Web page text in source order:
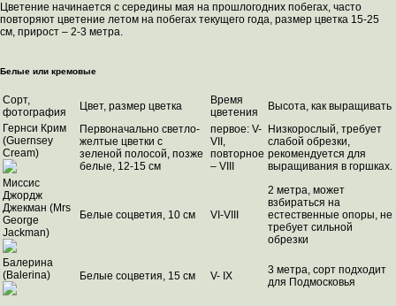
Цветение начинается с середины мая на прошлогодних побегах, часто
повторяют цветение летом на побегах текущего года, размер цветка 15-25
см, прирост – 2-3 метра.
Белые или кремовые
Сорт,
фотография
Цвет, размер цветка
Время
цветения
Высота, как выращивать
Гернси Крим
(Guernsey
Cream)
Первоначально светло-
желтые цветки с
зеленой полосой, позже
белые, 12-15 см
первое: V-
VII,
повторное
– VIII
Низкорослый, требует
слабой обрезки,
рекомендуется для
выращивания в горшках.
Миссис
Джордж
Джекман (Mrs
George
Jackman)
Белые соцветия, 10 см VI-VIII
2 метра, может
взбираться на
естественные опоры, не
требует сильной
обрезки
Балерина
(Balerina)
Белые соцветия, 15 см V- IX
3 метра, сорт подходит
для Подмосковья